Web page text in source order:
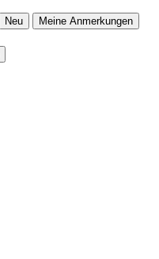
Neu
Meine Anmerkungen